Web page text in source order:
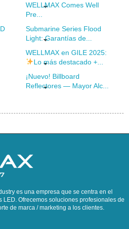
WELLMAX Comes Well
Pre...
Submarine Series Flood
Light: Garantías de...
WELLMAX en GILE 2025:
Lo más destacado +...
¡Nuevo! Billboard
Reflectores — Mayor Alc...
es una empresa que se centra en el
Ofrecemos soluciones profesionales de
de marca / marketing a los clientes.